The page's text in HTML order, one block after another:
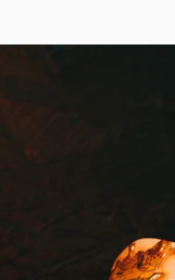
Продукция
изображений ИИ